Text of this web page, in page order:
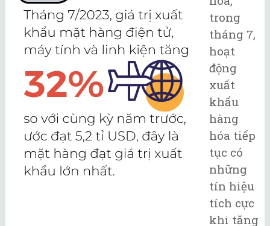
trong
tháng 7,
hoạt
động
xuất
khẩu
hàng
hóa tiếp
tục có
những
tín hiệu
tích cực
khi tăng